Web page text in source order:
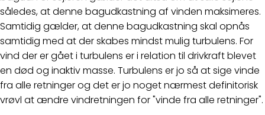
således, at denne bagudkastning af vinden maksimeres.
Samtidig gælder, at denne bagudkastning skal opnås
samtidig med at der skabes mindst mulig turbulens. For
vind der er gået i turbulens er i relation til drivkraft blevet
en død og inaktiv masse. Turbulens er jo så at sige vinde
fra alle retninger og det er jo noget nærmest definitorisk
vrøvl at ændre vindretningen for "vinde fra alle retninger".